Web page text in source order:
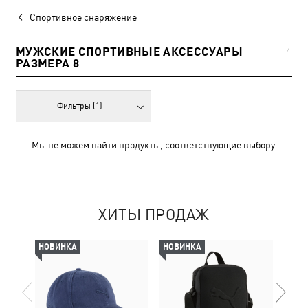
Спортивное снаряжение
МУЖСКИЕ СПОРТИВНЫЕ АКСЕССУАРЫ
РАЗМЕРА 8
4
Фильтры (1)
Мы не можем найти продукты, соответствующие выбору.
ХИТЫ ПРОДАЖ
НОВИНКА НОВИНКА